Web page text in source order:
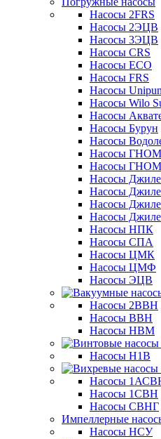
Насосы 2FRS
Насосы 2ЭЦВ
Насосы 3ЭЦВ
Насосы CRS
Насосы ECO
Насосы FRS
Насосы
Насосы Wilo
Насосы
Насосы Бурун
Насосы
Насосы ГНОМ
Насосы
Насосы
Насосы
Насосы
Насосы
Насосы НПК
Насосы СПА
Насосы ЦМК
Насосы ЦМФ
Насосы ЭЦВ
Насосы 2ВВН
Насосы ВВН
Насосы НВМ
Насосы Н1В
Насосы
Насосы 1СВН
Насосы СВНГ
Импеллерные
Насосы НСУ